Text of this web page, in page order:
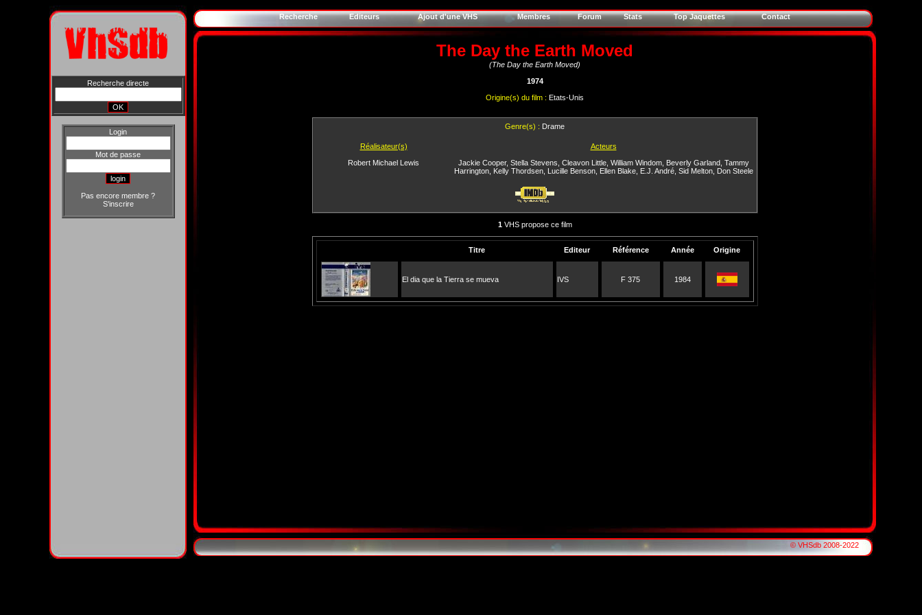
Recherche directe
Login
Mot de passe
Pas encore membre ?
S'inscrire
Recherche Editeurs Ajout d'une VHS Membres Forum Stats Top Jaquettes Contact
The Day the Earth Moved
(The Day the Earth Moved)
1974
Origine(s) du film : Etats-Unis
Genre(s) : Drame
Réalisateur(s)
Robert Michael Lewis
Acteurs
Jackie Cooper, Stella Stevens Cleavon Little, William Windom, Beverly Garland, Tammy
Harrington, Kelly Thordsen, Lucille Benson, Ellen Blake, E.J. André, Sid Melton, Don Steele
1VHS propose ce film
Titre Editeur Référence Année Origine
El dia que la Tierra se mueva IVS F 375 1984
© VHSdb 2008-2022